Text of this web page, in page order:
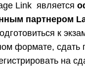
Link является
партнером
к
формате, сдать
на